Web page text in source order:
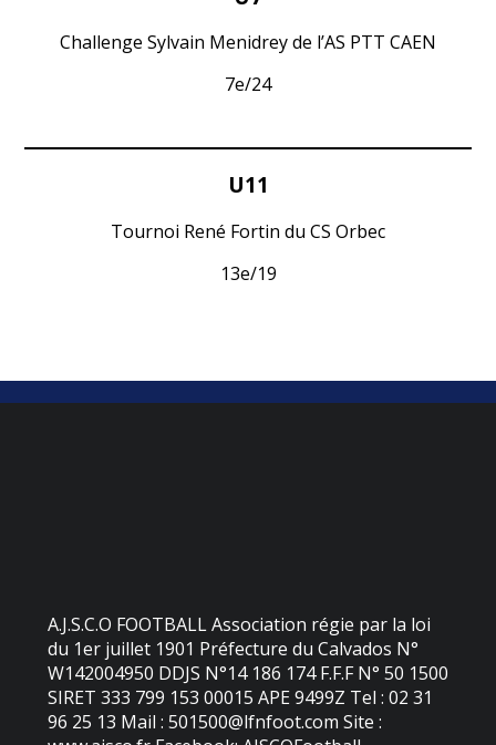
Challenge Sylvain Menidrey de l’AS PTT CAEN
7e/24
U11
Tournoi René Fortin du CS Orbec
13e/19
A.J.S.C.O FOOTBALL Association régie par la loi
du 1er juillet 1901 Préfecture du Calvados N°
W142004950 DDJS N°14 186 174 F.F.F N° 50 1500
SIRET 333 799 153 00015 APE 9499Z Tel : 02 31
96 25 13 Mail : 501500@lfnfoot.com Site :